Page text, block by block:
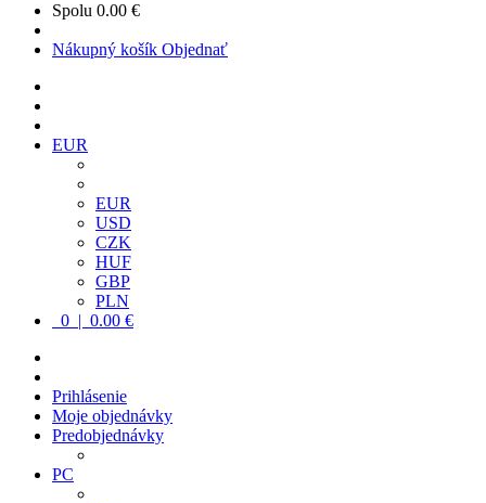
Spolu 0.00 €
Nákupný košík Objednať
EUR
EUR
USD
CZK
HUF
GBP
PLN
0 | 0.00 €
Prihlásenie
Moje objednávky
Predobjednávky
PC